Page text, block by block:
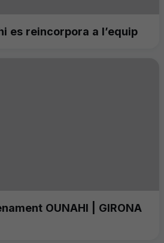
es reincorpora a l’equip
OUNAHI | GIRONA